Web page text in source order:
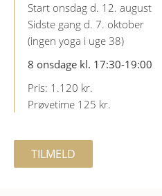
Start onsdag d. 12. august
Sidste gang d. 7. oktober
(ingen yoga i uge 38)
8 onsdage kl. 17:30-19:00
Pris: 1.120 kr.
Prøvetime 125 kr.
TILMELD